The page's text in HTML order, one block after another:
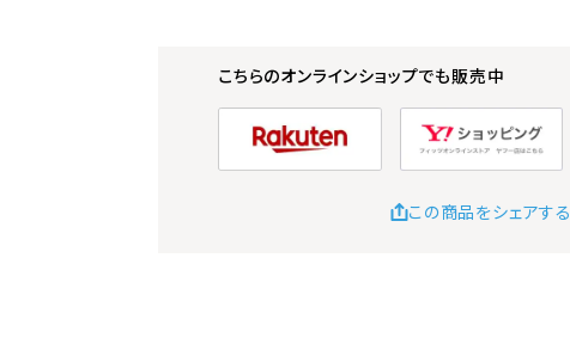
こちらのオンラインショップでも販売中
この商品をシェアする